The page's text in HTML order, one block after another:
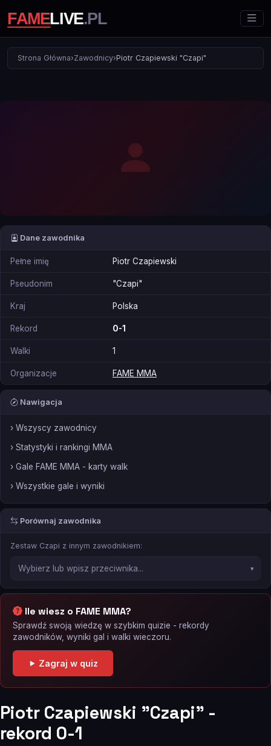
Strona Główna›Zawodnicy›Piotr Czapiewski "Czapi"
Dane zawodnika
Pełne imię Piotr Czapiewski
Pseudonim "Czapi"
Kraj Polska
Rekord 0-1
Walki 1
Organizacje FAME MMA
Nawigacja
› Wszyscy zawodnicy
› Statystyki i rankingi MMA
› Gale FAME MMA - karty walk
› Wszystkie gale i wyniki
Porównaj zawodnika
Zestaw Czapi z innym zawodnikiem:
Ile wiesz o FAME MMA?
Sprawdź swoją wiedzę w szybkim quizie - rekordy
zawodników, wyniki gal i walki wieczoru.
Zagraj w quiz
Piotr Czapiewski "Czapi" -
rekord 0-1